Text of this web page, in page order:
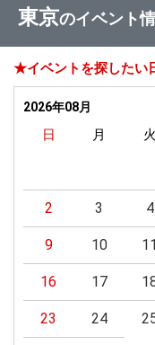
東京のイベント
★イベントを探したい
2026年08月
日 月 火
2 3 4
9 10 11
16 17
23 24